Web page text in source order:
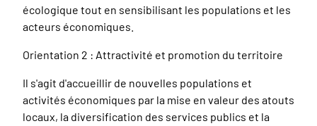
écologique tout en sensibilisant les populations et les
acteurs économiques.
Orientation 2 : Attractivité et promotion du territoire
Il s'agit d'accueillir de nouvelles populations et
activités économiques par la mise en valeur des atouts
locaux, la diversification des services publics et la